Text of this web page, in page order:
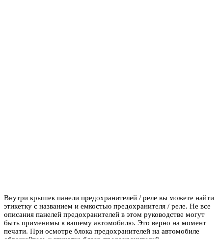
Внутри крышек панели предохранителей / реле вы можете найти
этикетку с названием и емкостью предохранителя / реле. Не все
описания панелей предохранителей в этом руководстве могут
быть применимы к вашему автомобилю. Это верно на момент
печати. При осмотре блока предохранителей на автомобиле